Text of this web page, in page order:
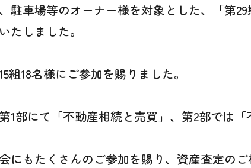
駐車場等のオーナー様を対象とした、「第
たしました。
組18名様にご参加を賜りました。
1部にて「不動産相続と売買」、第2部では「
にもたくさんのご参加を賜り、資産査定の